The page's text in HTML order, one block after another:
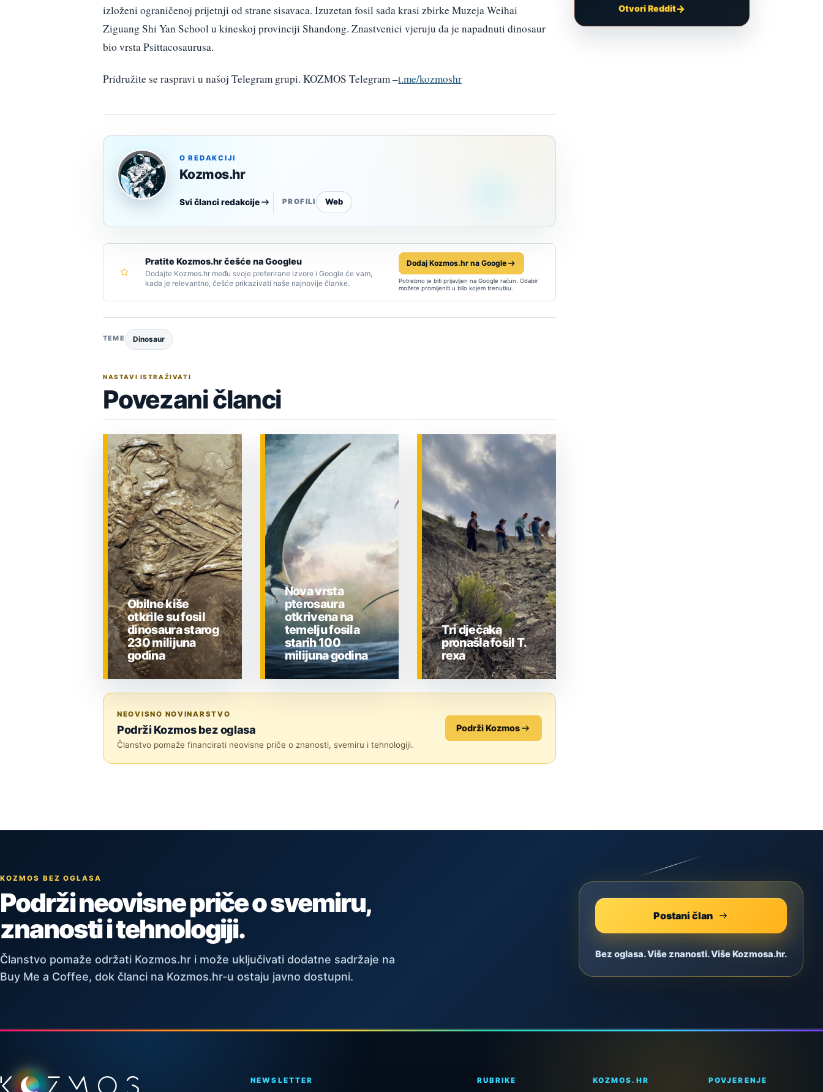
izloženi ograničenoj prijetnji od strane sisavaca. Izuzetan fosil sada krasi zbirke Muzeja Weihai
Ziguang Shi Yan School u kineskoj provinciji Shandong. Znastvenici vjeruju da je napadnuti dinosaur
bio vrsta Psittacosaurusa.
Pridružite se raspravi u našoj Telegram grupi. KOZMOS Telegram –t.me/kozmoshr
O REDAKCIJI
Kozmos.hr
Svi članci redakcije PROFILI Web
Pratite Kozmos.hr češće na Googleu
Dodajte Kozmos.hr među svoje preferirane izvore i Google će vam,
kada je relevantno, češće prikazivati naše najnovije članke.
Dodaj Kozmos.hr na Google
Potrebno je biti prijavljen na Google račun. Odabir
možete promijeniti u bilo kojem trenutku.
TEME Dinosaur
NASTAVI ISTRAŽIVATI
Povezani članci
Obilne kiše
otkrile su fosil
dinosaura starog
230 milijuna
godina
Nova vrsta
pterosaura
otkrivena na
temelju fosila
starih 100
milijuna godina
Tri dječaka
pronašla fosil T.
rexa
NEOVISNO NOVINARSTVO
Podrži Kozmos bez oglasa
Članstvo pomaže financirati neovisne priče o znanosti, svemiru i tehnologiji.
Podrži Kozmos
Otvori Reddit
KOZMOS BEZ OGLASA
Podrži neovisne priče o svemiru,
znanosti i tehnologiji.
Članstvo pomaže održati Kozmos.hr i može uključivati dodatne sadržaje na
Buy Me a Coffee, dok članci na Kozmos.hr-u ostaju javno dostupni.
Postani član
Bez oglasa. Više znanosti. Više Kozmosa.hr.
Podnožje stranice NEWSLETTER RUBRIKE KOZMOS.HR POVJERENJE